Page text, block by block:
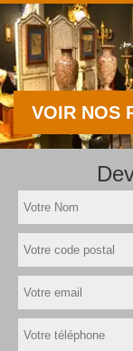
VOIR NOS